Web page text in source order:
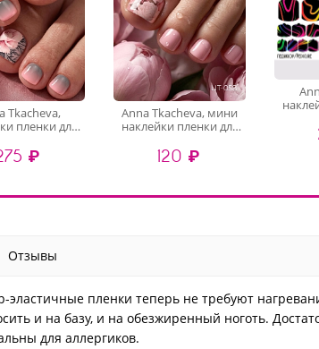
Tkacheva,
пленки для
₽
Anna Tkacheva, мини
наклейки пленки для
120 ₽
Отзывы
эластичные пленки теперь не требуют
и на базу, и на обезжиренный ноготь.
для аллергиков.